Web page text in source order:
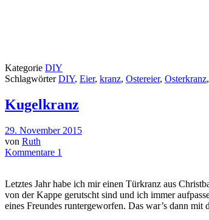
Kategorie DIY
SchlagwörterDIY, Eier, kranz, Ostereier, Osterkranz,
Kugelkranz
29. November 2015
von Ruth
Kommentare 1
Letztes Jahr habe ich mir einen Türkranz aus
von der Kappe gerutscht sind und ich immer
eines Freundes runtergeworfen. Das war’s dann